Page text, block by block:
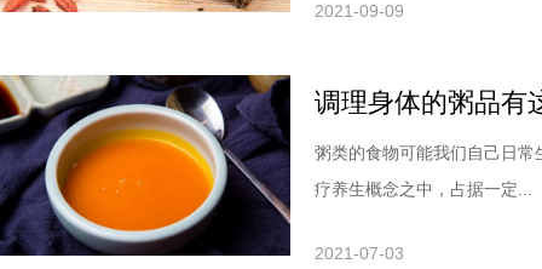
2021-09-09
调理身体的粥品有
粥类的食物可能我们自己日
疗养生概念之中，占据一定...
2021-07-03